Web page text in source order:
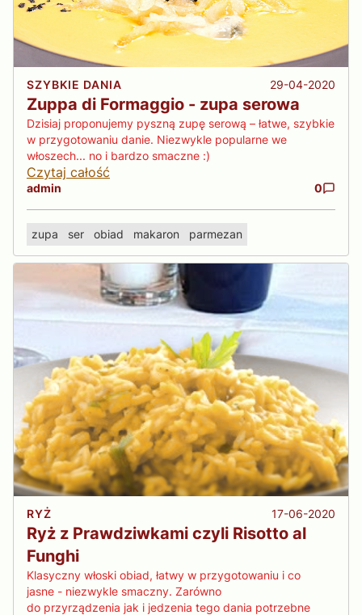
SZYBKIE DANIA 29-04-2020
Zuppa di Formaggio - zupa serowa
Dzisiaj proponujemy pyszną zupę serową – łatwe, szybkie
w przygotowaniu danie. Niezwykle popularne we
włoszech... no i bardzo smaczne :)
Czytaj całość
admin 0
zupa ser obiad makaron parmezan
RYŻ 17-06-2020
Ryż z Prawdziwkami czyli Risotto al
Funghi
Klasyczny włoski obiad, łatwy w przygotowaniu i co
jasne - niezwykle smaczny. Zarówno
do przyrządzenia jak i jedzenia tego dania potrzebne